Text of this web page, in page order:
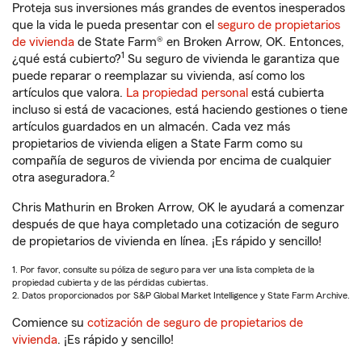
Proteja sus inversiones más grandes de eventos inesperados
que la vida le pueda presentar con el seguro de propietarios
de vivienda de State Farm® en Broken Arrow, OK. Entonces,
¿qué está cubierto?1 Su seguro de vivienda le garantiza que
puede reparar o reemplazar su vivienda, así como los
artículos que valora. La propiedad personal está cubierta
incluso si está de vacaciones, está haciendo gestiones o tiene
artículos guardados en un almacén. Cada vez más
propietarios de vivienda eligen a State Farm como su
compañía de seguros de vivienda por encima de cualquier
otra aseguradora.2
Chris Mathurin en Broken Arrow, OK le ayudará a comenzar
después de que haya completado una cotización de seguro
de propietarios de vivienda en línea. ¡Es rápido y sencillo!
1. Por favor, consulte su póliza de seguro para ver una lista completa de la
propiedad cubierta y de las pérdidas cubiertas.
2. Datos proporcionados por S&P Global Market Intelligence y State Farm Archive.
Comience su cotización de seguro de propietarios de
vivienda. ¡Es rápido y sencillo!